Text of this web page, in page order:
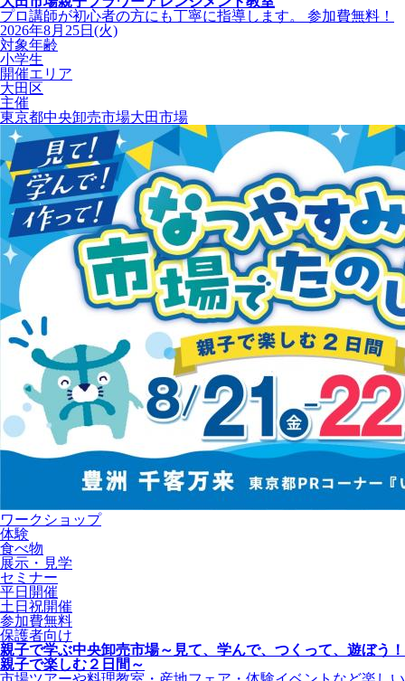
プロ講師が初心者の方にも丁寧に指導します。 参加費無料！
2026年8月25日(火)
対象年齢
小学生
開催エリア
大田区
主催
東京都中央卸売市場大田市場
ワークショップ
体験
食べ物
展示・見学
セミナー
平日開催
土日祝開催
参加費無料
保護者向け
親子で学ぶ中央卸売市場～見て、学んで、つくって、遊ぼう！
親子で楽しむ２日間～